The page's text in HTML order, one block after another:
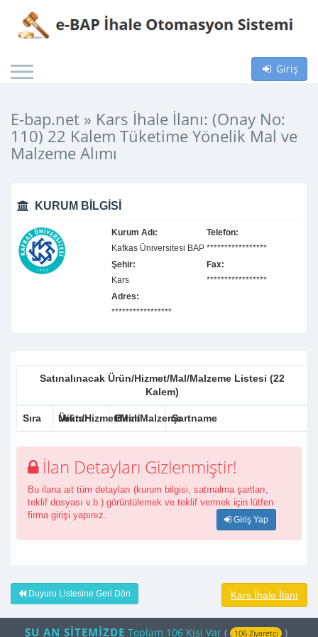
Giriş
E-bap.net » Kars İhale İlanı: (Onay No:
110) 22 Kalem Tüketime Yönelik Mal ve
Malzeme Alımı
KURUM BILGISI
Kurum Adı:
Kafkas Üniversitesi BAP
Şehir:
Kars
Telefon:
*****************
Fax:
*****************
Adres:
*****************
Satınalınacak Ürün/Hizmet/Mal/Malzeme Listesi (22
Kalem)
Sıra Ürün/Hizmet/Mal/Malzeme
Miktar Birim Şartname
İlan Detayları Gizlenmiştir!
Bu ilana ait tüm detayları (kurum bilgisi, satınalma şartları,
teklif dosyası v.b.) görüntülemek ve teklif vermek için lütfen
firma girişi yapınız.
Giriş Yap
Kars İhale İlanı
Duyuru Listesine Geri Dön
ŞU AN SİTEMİZDE Toplam 106 Kişi Var ( 106 Ziyaretçi )